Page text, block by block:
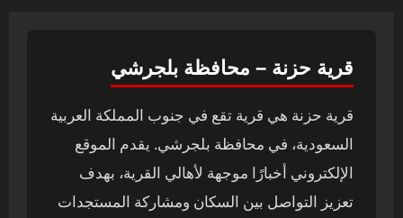
قرية حزنة – محافظة بلجرشي
قرية حزنة هي قرية تقع في جنوب المملكة العربية
السعودية، في محافظة بلجرشي. يقدم الموقع
الإلكتروني أخبارًا موجهة لأهالي القرية، بهدف
تعزيز التواصل بين السكان ومشاركة المستجدات